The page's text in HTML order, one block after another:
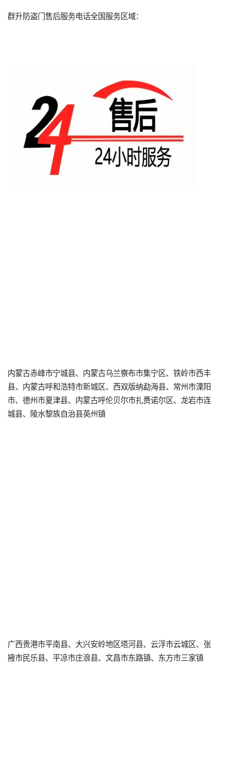
群升防盗门售后服务电话全国服务区域：
内蒙古赤峰市宁城县、内蒙古乌兰察布市集宁区、铁岭市西丰
县、内蒙古呼和浩特市新城区、西双版纳勐海县、常州市溧阳
市、德州市夏津县、内蒙古呼伦贝尔市扎赉诺尔区、龙岩市连
城县、陵水黎族自治县英州镇
广西贵港市平南县、大兴安岭地区塔河县、云浮市云城区、张
掖市民乐县、平凉市庄浪县、文昌市东路镇、东方市三家镇